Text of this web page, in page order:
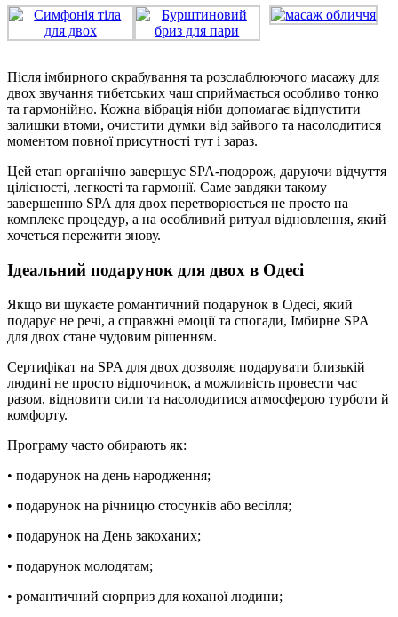
Після імбирного скрабування та розслаблюючого масажу для
двох звучання тибетських чаш сприймається особливо тонко
та гармонійно. Кожна вібрація ніби допомагає відпустити
залишки втоми, очистити думки від зайвого та насолодитися
моментом повної присутності тут і зараз.
Цей етап органічно завершує SPA-подорож, даруючи відчуття
цілісності, легкості та гармонії. Саме завдяки такому
завершенню SPA для двох перетворюється не просто на
комплекс процедур, а на особливий ритуал відновлення, який
хочеться пережити знову.
Ідеальний подарунок для двох в Одесі
Якщо ви шукаєте романтичний подарунок в Одесі, який
подарує не речі, а справжні емоції та спогади, Імбирне SPA
для двох стане чудовим рішенням.
Сертифікат на SPA для двох дозволяє подарувати близькій
людині не просто відпочинок, а можливість провести час
разом, відновити сили та насолодитися атмосферою турботи й
комфорту.
Програму часто обирають як:
• подарунок на день народження;
• подарунок на річницю стосунків або весілля;
• подарунок на День закоханих;
• подарунок молодятам;
• романтичний сюрприз для коханої людини;